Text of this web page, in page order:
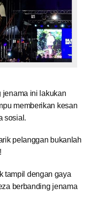
jenama ini lakukan
memberikan kesan
sosial.
pelanggan bukanlah
tampil dengan gaya
berbanding jenama